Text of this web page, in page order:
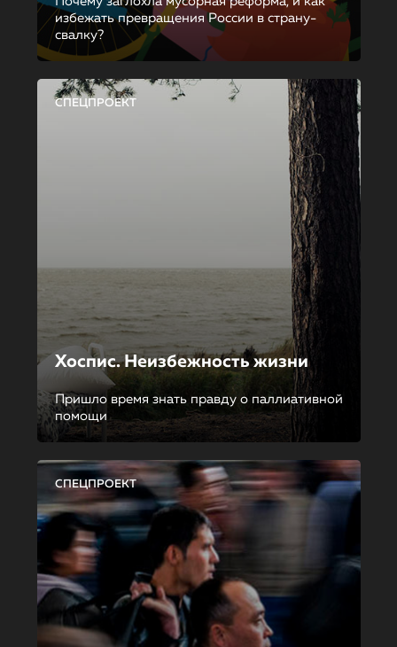
избежать превращения России в страну-
свалку?
СПЕЦПРОЕКТ
Хоспис. Неизбежность жизни
Пришло время знать правду о паллиативной
помощи
СПЕЦПРОЕКТ